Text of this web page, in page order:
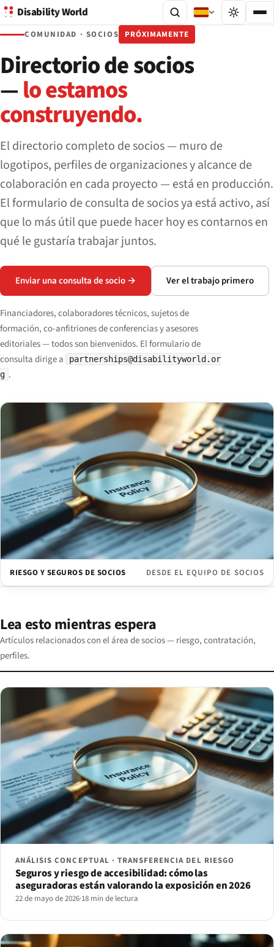
Disability World
COMUNIDAD · SOCIOS PRÓXIMAMENTE
Directorio de socios
—lo estamos
construyendo.
El directorio completo de socios — muro de
logotipos, perfiles de organizaciones y alcance de
colaboración en cada proyecto — está en producción.
El formulario de consulta de socios ya está activo, así
que lo más útil que puede hacer hoy es contarnos en
qué le gustaría trabajar juntos.
Enviar una consulta de socio → Ver el trabajo primero
Financiadores, colaboradores técnicos, sujetos de
formación, co-anfitriones de conferencias y asesores
editoriales — todos son bienvenidos. El formulario de
consulta dirige a
partnerships@disabilityworld.or
g .
RIESGO Y SEGUROS DE SOCIOS DESDE EL EQUIPO DE SOCIOS
Lea esto mientras espera
Artículos relacionados con el área de socios — riesgo, contratación,
perfiles.
ANÁLISIS CONCEPTUAL · TRANSFERENCIA DEL RIESGO
Seguros y riesgo de accesibilidad: cómo las
aseguradoras están valorando la exposición en 2026
22 de mayo de 2026·18 min de lectura